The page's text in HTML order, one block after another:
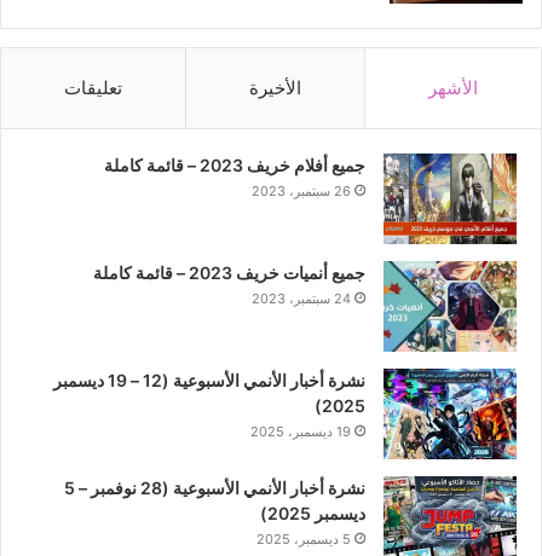
الأشهر الأخيرة تعليقات
جميع أفلام خريف 2023 – قائمة كاملة
26 سبتمبر، 2023
جميع أنميات خريف 2023 – قائمة كاملة
24 سبتمبر، 2023
نشرة أخبار الأنمي الأسبوعية (12 – 19 ديسمبر
2025)
19 ديسمبر، 2025
نشرة أخبار الأنمي الأسبوعية (28 نوفمبر – 5
ديسمبر 2025)
5 ديسمبر، 2025